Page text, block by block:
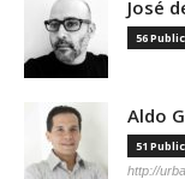
José
56
Aldo
51
http://